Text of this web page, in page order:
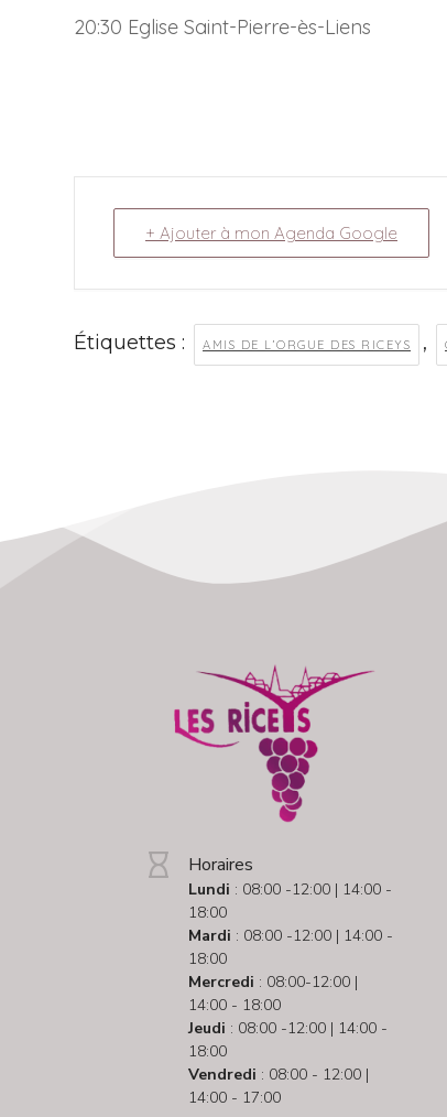
20:30 Eglise Saint-Pierre-ès-Liens
+ Ajouter à mon Agenda Google
Étiquettes : AMIS DE L’ORGUE DES RICEYS ,
Horaires
Lundi : 08:00 -12:00 | 14:00 -
18:00
Mardi : 08:00 -12:00 | 14:00 -
18:00
Mercredi : 08:00-12:00 |
14:00 - 18:00
Jeudi : 08:00 -12:00 | 14:00 -
18:00
Vendredi : 08:00 - 12:00 |
14:00 - 17:00